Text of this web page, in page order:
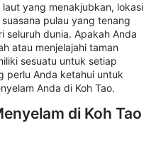
yang menakjubkan, lokasi
pulau yang tenang
seluruh dunia. Apakah Anda
atau menjelajahi taman
sesuatu untuk setiap
perlu Anda ketahui untuk
Anda di Koh Tao.
di Koh Tao